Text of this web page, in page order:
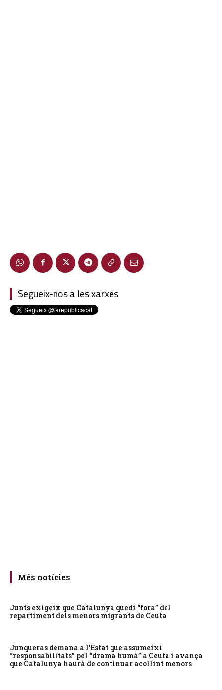
Segueix-nos a les xarxes
Més notícies
Junts exigeix que Catalunya quedi “fora” del
repartiment dels menors migrants de Ceuta
Junqueras demana a l’Estat que assumeixi
“responsabilitats” pel “drama humà” a Ceuta i avança
que Catalunya haurà de continuar acollint menors